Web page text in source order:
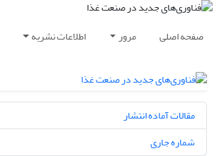
صفحه اصلی مرور اطلاعات نشریه
مقالات آماده انتشار
شماره جاری